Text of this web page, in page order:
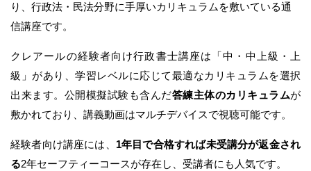
り、行政法・民法分野に手厚いカリキュラムを敷いている通
信講座です。
クレアールの経験者向け行政書士講座は「中・中上級・上
級」があり、学習レベルに応じて最適なカリキュラムを選択
出来ます。公開模擬試験も含んだ答練主体のカリキュラムが
敷かれており、講義動画はマルチデバイスで視聴可能です。
経験者向け講座には、 1年目で合格すれば未受講分が返金され
る2年セーフティーコースが存在し、受講者にも人気です。